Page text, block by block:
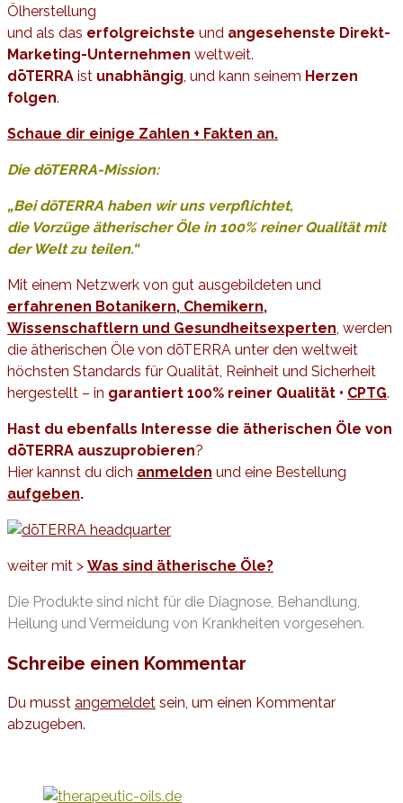
Ölherstellung
und als das erfolgreichste und angesehenste Direkt-
Marketing-Unternehmen weltweit.
dōTERRA ist unabhängig , und kann seinem Herzen
folgen.
Schaue dir einige Zahlen + Fakten an.
Die dōTERRA-Mission:
„Bei dōTERRA haben wir uns verpflichtet,
die Vorzüge ätherischer Öle in 100% reiner Qualität mit
der Welt zu teilen.“
Mit einem Netzwerk von gut ausgebildeten und
erfahrenen Botanikern, Chemikern,
Wissenschaftlern und Gesundheitsexperten , werden
die ätherischen Öle von dōTERRA unter den weltweit
höchsten Standards für Qualität, Reinheit und Sicherheit
hergestellt – in garantiert 100% reiner Qualität • CPTG.
Hast du ebenfalls Interesse die ätherischen Öle von
dōTERRA auszuprobieren?
Hier kannst du dich anmelden und eine Bestellung
aufgeben.
weiter mit > Was sind ätherische Öle?
Die Produkte sind nicht für die Diagnose, Behandlung,
Heilung und Vermeidung von Krankheiten vorgesehen.
Schreibe einen Kommentar
Du musst angemeldet sein, um einen Kommentar
abzugeben.